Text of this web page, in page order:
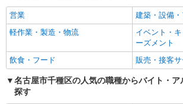
営業
建築・設備
軽作業・製造・物流
イベント・
ーズメント
飲食・フード
販売・接客
名古屋市千種区の人気の職種からバイト・
探す